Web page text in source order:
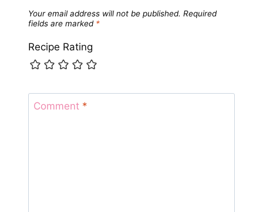
Your email address will not be published. Required
fields are marked *
Recipe Rating
Comment *